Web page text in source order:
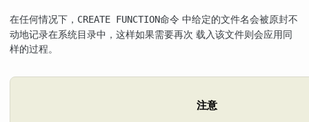
在任何情况下， CREATE FUNCTION命令 中给定的文件名会被原封不
动地记录在系统目录中，这样如果需要再次 载入该文件则会应用同
样的过程。
注意